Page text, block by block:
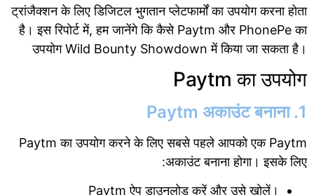
ट्रांजैक्शन के लिए डिजिटल भुगतान प्लेटफार्मों का उपयोग करना होता
है। इस रिपोर्ट में, हम जानेंगे कि कैसे Paytm और PhonePe का
उपयोग Wild Bounty Showdown में किया जा सकता है।
Paytm का उपयोग
1. Paytm अकाउंट बनाना
Paytm का उपयोग करने के लिए सबसे पहले आपको एक Paytm
अकाउंट बनाना होगा। इसके लिए:
Paytm ऐप डाउनलोड करें और उसे खोलें।